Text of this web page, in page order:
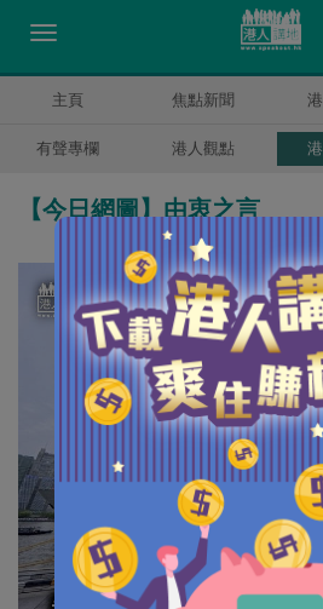
主頁 焦點新聞
有聲專欄 港人觀點
【今日網圖】由衷之言